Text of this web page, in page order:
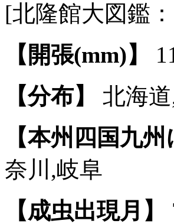
[北隆館大図鑑
【開張(mm)】
【分布】
北海
【本州四国九
奈川,岐阜
【成虫出現月】